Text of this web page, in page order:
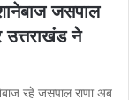
जसपाल
उत्तराखंड ने
रहे जसपाल राणा अब